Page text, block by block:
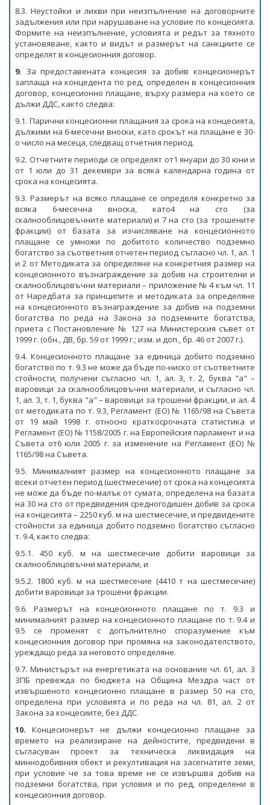
8.3. Неустойки и лихви при неизпълнение на договорните
задължения или при нарушаване на условие по концесията.
Формите на неизпълнение, условията и редът за тяхното
установяване, както и видът и размерът на санкциите се
определят в концесионния договор.
9. За предоставената концесия за добив концесионерът
заплаща на концедента по ред, определен в концесионния
договор, концесионно плащане, върху размера на което се
дължи ДДС, както следва:
9.1. Парични концесионни плащания за срока на концесията,
дължими на 6-месечни вноски, като срокът на плащане е 30-
о число на месеца, следващ отчетния период.
9.2. Отчетните периоди се определят от1 януари до 30 юни и
от 1 юли до 31 декември за всяка календарна година от
срока на концесията.
9.3. Размерът на всяко плащане се определя конкретно за
всяка 6-месечна вноска, като4 на сто (за
скалнооблицовъчните материали) и 7 на сто (за трошените
фракции) от базата за изчисляване на концесионното
плащане се умножи по добитото количество подземно
богатство за съответния отчетен период съгласно чл. 1, ал. 1
и 2 от Методиката за определяне на конкретния размер на
концесионното възнаграждение за добив на строителни и
скалнооблицовъчни материали – приложение № 4 към чл. 11
от Наредбата за принципите и методиката за определяне
на концесионното възнаграждение за добив на подземни
богатства по реда на Закона за подземните богатства,
приета с Постановление № 127 на Министерския съвет от
1999 г. (обн., ДВ, бр. 59 от 1999 г.; изм. и доп., бр. 46 от 2007 г.).
9.4. Концесионното плащане за единица добито подземно
богатство по т. 9.3 не може да бъде по-ниско от съответните
стойности, получени съгласно чл. 1, ал. 3, т. 2, буква "а" –
варовици за скалнооблицовъчни материали, и съгласно чл.
1, ал. 3, т. 1, буква "а" – варовици за трошени фракции, и ал. 4
от методиката по т. 9.3, Регламент (ЕО) № 1165/98 на Съвета
от 19 май 1998 г. относно краткосрочната статистика и
Регламент (ЕО) № 1158/2005 г. на Европейския парламент и на
Съвета от6 юли 2005 г. за изменение на Регламент (ЕО) №
1165/98 на Съвета.
9.5. Минималният размер на концесионното плащане за
всеки отчетен период (шестмесечие) от срока на концесията
не може да бъде по-малък от сумата, определена на базата
на 30 на сто от предвидения средногодишен добив за срока
на концесията – 2250 куб. м на шестмесечие, и предвидените
стойности за единица добито подземно богатство съгласно
т. 9.4, както следва:
9.5.1. 450 куб. м на шестмесечие добити варовици за
скалнооблицовъчни материали, и
9.5.2. 1800 куб. м на шестмесечие (4410 т на шестмесечие)
добити варовици за трошени фракции.
9.6. Размерът на концесионното плащане по т. 9.3 и
минималният размер на концесионното плащане по т. 9.4 и
9.5 се променят с допълнително споразумение към
концесионния договор при промяна на законодателството,
уреждащо реда за неговото определяне.
9.7. Министърът на енергетиката на основание чл. 61, ал. 3
ЗПБ превежда по бюджета на Община Мездра част от
извършеното концесионно плащане в размер 50 на сто,
определена при условията и по реда на чл. 81, ал. 2 от
Закона за концесиите, без ДДС.
10. Концесионерът не дължи концесионно плащане за
времето на реализиране на дейностите, предвидени в
съгласуван проект за техническа ликвидация на
миннодобивния обект и рекултивация на засегнатите земи,
при условие че за това време не се извършва добив на
подземни богатства, при условия и по ред, определени в
концесионния договор.